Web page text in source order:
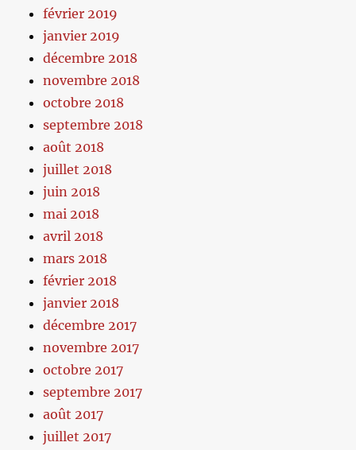
février 2019
janvier 2019
décembre 2018
novembre 2018
octobre 2018
septembre 2018
août 2018
juillet 2018
juin 2018
mai 2018
avril 2018
mars 2018
février 2018
janvier 2018
décembre 2017
novembre 2017
octobre 2017
septembre 2017
août 2017
juillet 2017